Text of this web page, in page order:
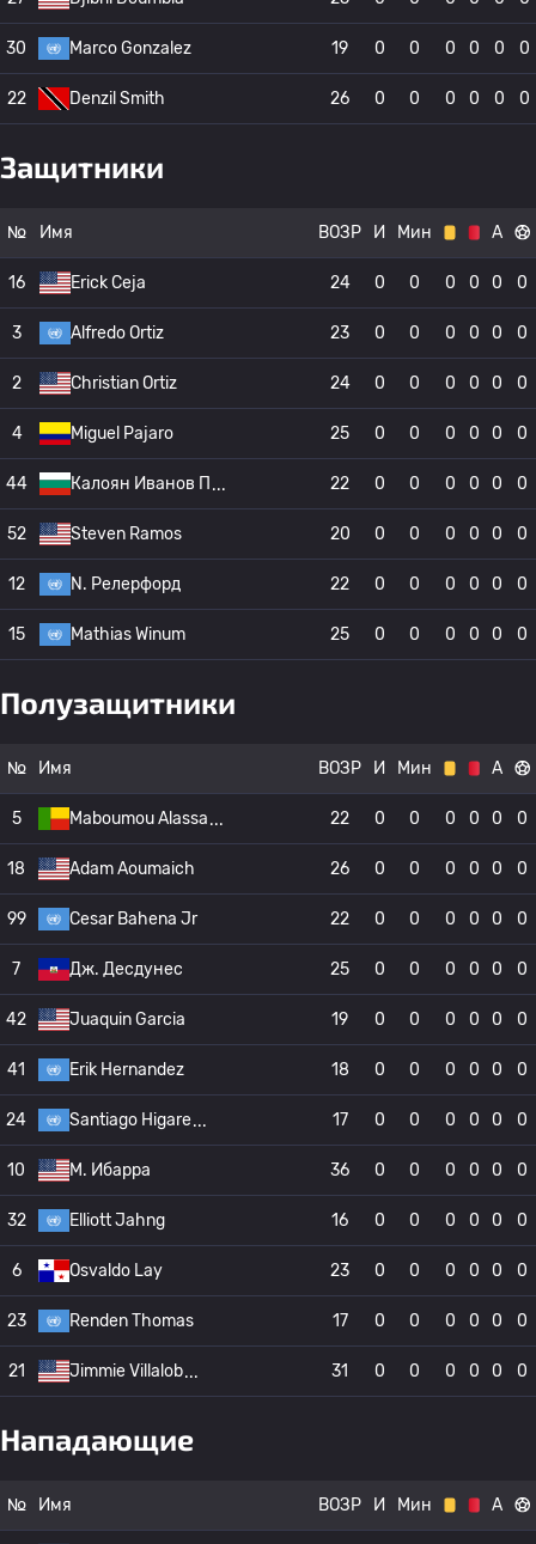
30 Marco Gonzalez 19 0 0 0 0 0 0
22 Denzil Smith 26 0 0 0 0 0 0
Защитники
№ Имя ВОЗР И Мин А
16 Erick Ceja 24 0 0 0 0 0 0
3 Alfredo Ortiz 23 0 0 0 0 0 0
2 Christian Ortiz 24 0 0 0 0 0 0
4 Miguel Pajaro 25 0 0 0 0 0 0
44 Калоян Иванов П 22 0 0 0 0 0 0
52 Steven Ramos 20 0 0 0 0 0 0
12 N. Релерфорд 22 0 0 0 0 0 0
15 Mathias Winum 25 0 0 0 0 0 0
Полузащитники
№ Имя ВОЗР И Мин А
5 Maboumou Alassa 22 0 0 0 0 0 0
18 Adam Aoumaich 26 0 0 0 0 0 0
99 Cesar Bahena Jr 22 0 0 0 0 0 0
7 Дж. Десдунес 25 0 0 0 0 0 0
42 Juaquin Garcia 19 0 0 0 0 0 0
41 Erik Hernandez 18 0 0 0 0 0 0
24 Santiago Higare 17 0 0 0 0 0 0
10 М. Ибарра 36 0 0 0 0 0 0
32 Elliott Jahng 16 0 0 0 0 0 0
6 Osvaldo Lay 23 0 0 0 0 0 0
23 Renden Thomas 17 0 0 0 0 0 0
21 Jimmie Villalob 31 0 0 0 0 0 0
Нападающие
№ Имя ВОЗР И Мин А